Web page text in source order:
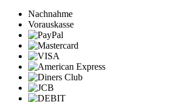
Nachnahme
Vorauskasse